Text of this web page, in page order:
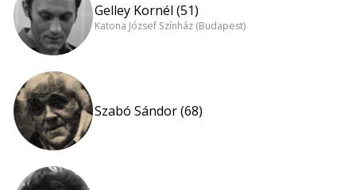
Gelley Kornél (51)
Katona József Színház (Budapest)
Szabó Sándor (68)